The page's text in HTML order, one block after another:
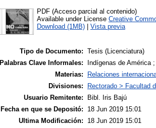
PDF (Acceso parcial al contenido)
Available under License Creative
Download (1MB)
Vista previa
Tipo de Documento: Tesis (Licenciatura)
Palabras Clave Informales:
Indígenas de América
Materias:
Relaciones
Divisiones:
Rectorado > Facultad
Usuario Remitente:
Bibl. Iris Bajú
Fecha en que se Depositó:
18 Jun 2019 15:01
Ultima Modificación:
18 Jun 2019 15:01